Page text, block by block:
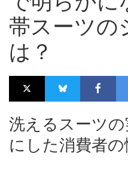
帯スーツの
は？
洗えるスーツ
にした消費者の